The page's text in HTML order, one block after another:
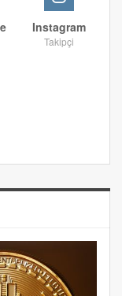
Instagram
Takipçi